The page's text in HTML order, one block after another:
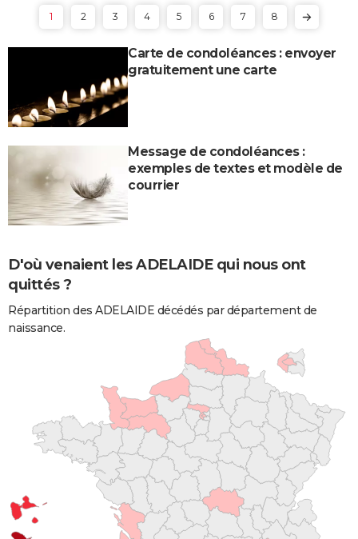
1 2 3 4 5 6 7 8
Carte de condoléances : envoyer
gratuitement une carte
Message de condoléances :
exemples de textes et modèle de
courrier
D'où venaient les ADELAIDE qui nous ont
quittés ?
Répartition des ADELAIDE décédés par département de
naissance.